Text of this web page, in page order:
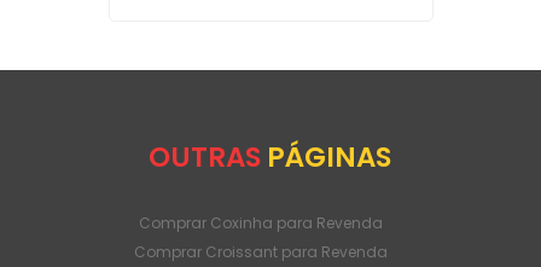
OUTRAS PÁGINAS
Comprar Coxinha para Revenda
Comprar Croissant para Revenda